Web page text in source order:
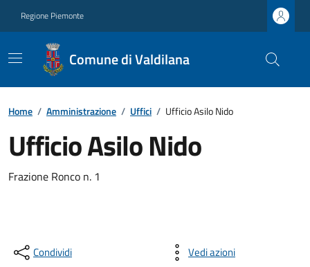
Regione Piemonte
Comune di Valdilana
Home / Amministrazione / Uffici / Ufficio Asilo Nido
Ufficio Asilo Nido
Frazione Ronco n. 1
Condividi Vedi azioni